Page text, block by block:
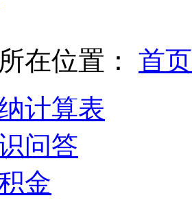
在位置：
首页
计算表
问答
金